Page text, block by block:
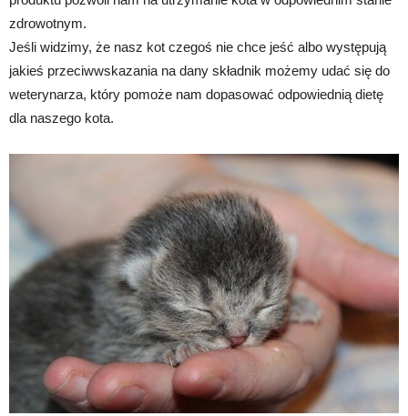
zdrowotnym.
Jeśli widzimy, że nasz kot czegoś nie chce jeść albo występują
jakieś przeciwwskazania na dany składnik możemy udać się do
weterynarza, który pomoże nam dopasować odpowiednią dietę
dla naszego kota.